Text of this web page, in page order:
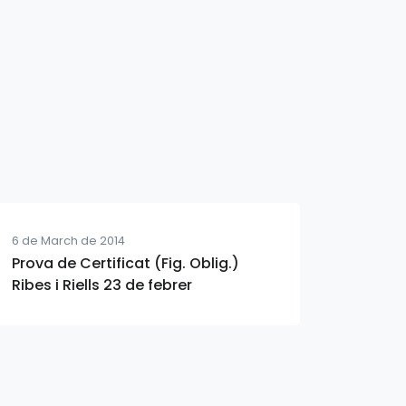
6 de March de 2014
Prova de Certificat (Fig. Oblig.)
Ribes i Riells 23 de febrer